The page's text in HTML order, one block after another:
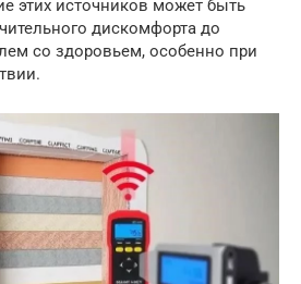
этих источников может быть
дискомфорта до
со здоровьем, особенно при